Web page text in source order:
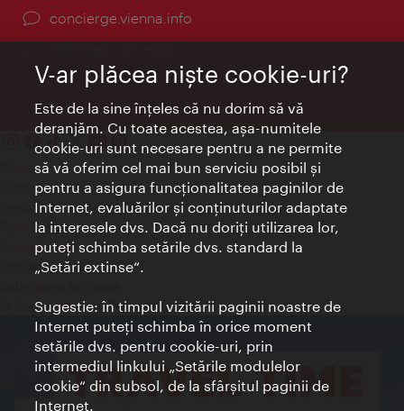
concierge.vienna.info
Contact
Credits
Declaraţie privind protecţia datelor
Terms of Use
Accesibilitate
Contact presa
© Copyright Wien Tourismus
V-ar plăcea nişte cookie-uri?
Este de la sine înţeles că nu dorim să vă
deranjăm. Cu toate acestea, aşa-numitele
cookie-uri sunt necesare pentru a ne permite
să vă oferim cel mai bun serviciu posibil şi
pentru a asigura funcţionalitatea paginilor de
Internet, evaluărilor şi conţinuturilor adaptate
la interesele dvs. Dacă nu doriţi utilizarea lor,
puteţi schimba setările dvs. standard la
„Setări extinse“.
Sugestie: în timpul vizitării paginii noastre de
Internet puteţi schimba în orice moment
setările dvs. pentru cookie-uri, prin
intermediul linkului „Setările modulelor
cookie“ din subsol, de la sfârşitul paginii de
Internet.